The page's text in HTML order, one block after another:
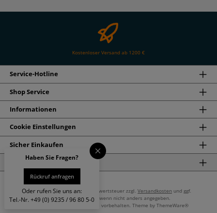
Kostenloser Versand ab 1200 €
Service-Hotline
Shop Service
Informationen
Cookie Einstellungen
Sicher Einkaufen
Newsletter
* Alle Preise inkl. gesetzl. Mehrwertsteuer zzgl. Versandkosten und ggf.
Nachnahmegebühren, wenn nicht anders angegeben.
© 2026 Uficell.de - Alle Rechte vorbehalten. Theme by ThemeWare®
Haben Sie Fragen?
Rückruf anfragen
Oder rufen Sie uns an:
Tel.-Nr. +49 (0) 9235 / 96 80 5-0